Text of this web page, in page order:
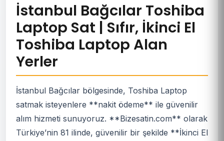
İstanbul Bağcılar Toshiba
Laptop Sat | Sıfır, İkinci El
Toshiba Laptop Alan
Yerler
İstanbul Bağcılar bölgesinde, Toshiba Laptop
satmak isteyenlere **nakit ödeme** ile güvenilir
alım hizmeti sunuyoruz. **Bizesatin.com** olarak
Türkiye’nin 81 ilinde, güvenilir bir şekilde **İkinci El